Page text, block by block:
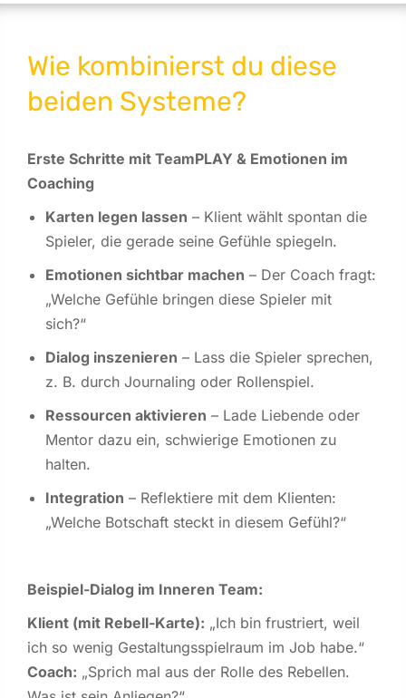
Wie kombinierst du diese
beiden Systeme?
Erste Schritte mit TeamPLAY & Emotionen im
Coaching
Karten legen lassen – Klient wählt spontan die
Spieler, die gerade seine Gefühle spiegeln.
Emotionen sichtbar machen – Der Coach fragt:
„Welche Gefühle bringen diese Spieler mit
sich?“
Dialog inszenieren – Lass die Spieler sprechen,
z. B. durch Journaling oder Rollenspiel.
Ressourcen aktivieren – Lade Liebende oder
Mentor dazu ein, schwierige Emotionen zu
halten.
Integration – Reflektiere mit dem Klienten:
„Welche Botschaft steckt in diesem Gefühl?“
Beispiel-Dialog im Inneren Team:
Klient (mit Rebell-Karte): „Ich bin frustriert, weil
ich so wenig Gestaltungsspielraum im Job habe.“
Coach: „Sprich mal aus der Rolle des Rebellen.